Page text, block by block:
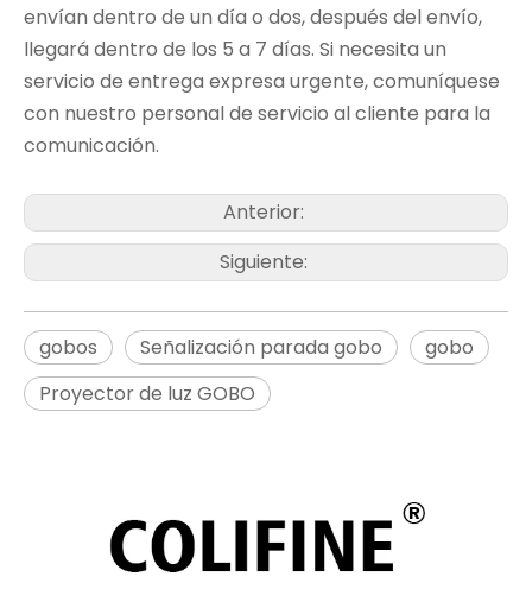
envían dentro de un día o dos, después del envío,
llegará dentro de los 5 a 7 días. Si necesita un
servicio de entrega expresa urgente, comuníquese
con nuestro personal de servicio al cliente para la
comunicación.
Anterior:
Siguiente:
gobos Señalización parada gobo
gobo
Proyector de luz GOBO